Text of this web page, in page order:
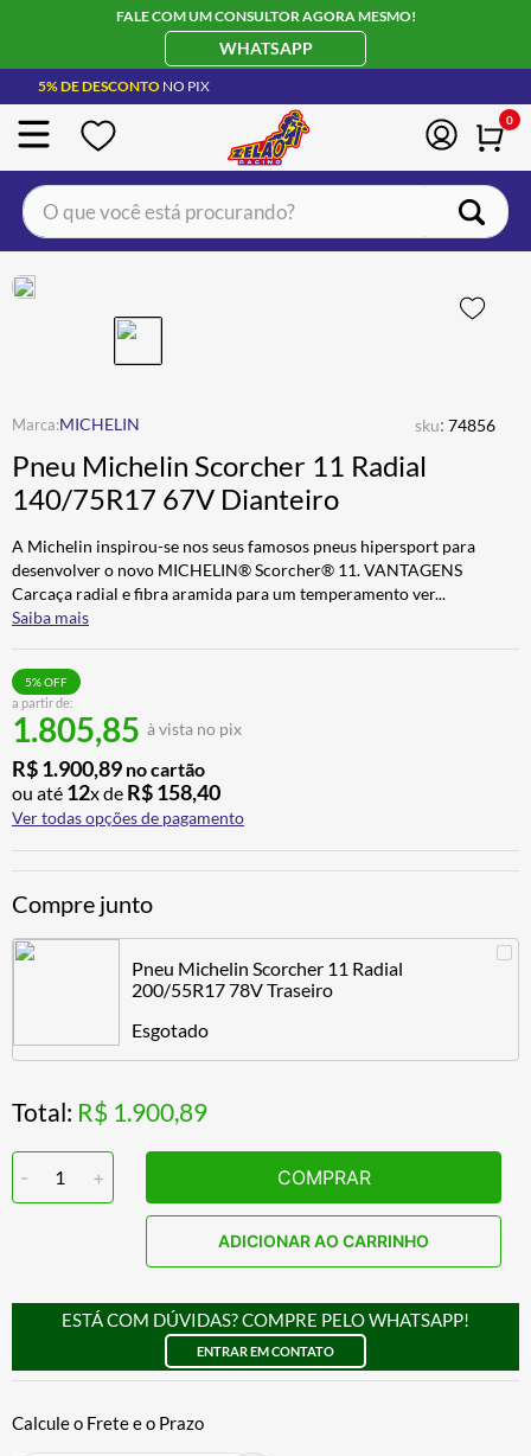
FALE COM UM CONSULTOR AGORA MESMO!
WHATSAPP
5% DE DESCONTO NO PIX
0
O que você está procurando?
MICHELIN sku: 74856
Pneu Michelin Scorcher 11 Radial
140/75R17 67V Dianteiro
A Michelin inspirou-se nos seus famosos pneus hipersport para
desenvolver o novo MICHELIN® Scorcher® 11. VANTAGENS
Carcaça radial e fibra aramida para um temperamento ver...
Saiba mais
a partir de:
1.805,85 à vista no pix
5% OFF
R$1.900,89 no cartão
ou até 12x de R$158,40
Ver todas opções de pagamento
Compre junto
Pneu Michelin Scorcher 11 Radial
200/55R17 78V Traseiro
Esgotado
Total: R$ 1.900,89
- 1 + COMPRAR
ADICIONAR AO CARRINHO
ESTÁ COM DÚVIDAS? COMPRE PELO WHATSAPP!
ENTRAR EM CONTATO
BOTA
4º ÓCULOS SOLAR
5º LUVA
6º BAU
7º ALPINESTAR
8º AIROH
9º CALÇA
10º